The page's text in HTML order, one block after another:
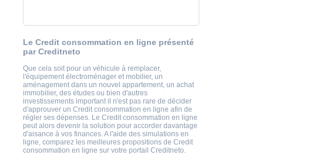
Le Credit consommation en ligne présenté
par Creditneto
Que cela soit pour un véhicule à remplacer,
l'équipement électroménager et mobilier, un
aménagement dans un nouvel appartement, un achat
immobilier, des études ou bien d'autres
investissements important il n'est pas rare de décider
d'approuver un Credit consommation en ligne afin de
régler ses dépenses. Le Credit consommation en ligne
peut alors devenir la solution pour accorder davantage
d'aisance à vos finances. A l'aide des simulations en
ligne, comparez les meilleures propositions de Credit
consommation en ligne sur votre portail Creditneto.